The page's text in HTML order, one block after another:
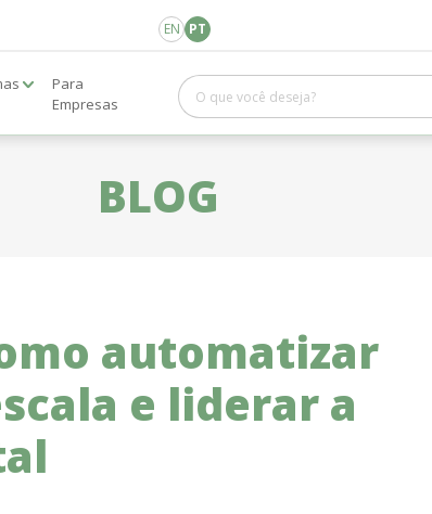
EN PT
Para
Empresas
BLOG
automatizar
e liderar a